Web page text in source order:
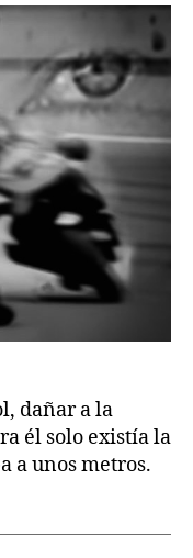
dañar a la
él solo existía la
a unos metros.